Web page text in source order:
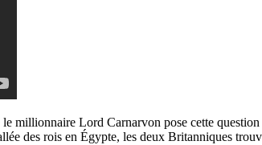
millionnaire Lord Carnarvon pose cette
des rois en Égypte, les deux Britanniques